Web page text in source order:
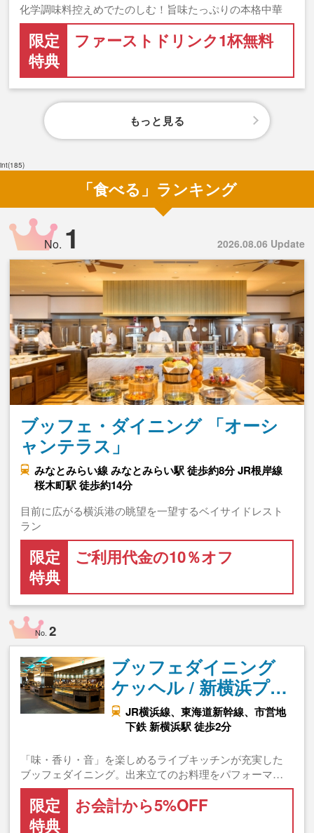
化学調味料控えめでたのしむ！旨味たっぷりの本格中華
限定
特典
ファーストドリンク1杯無料
もっと見る
int(185)
「食べる」ランキング
2026.08.06 Update
No. 1
ブッフェ・ダイニング 「オーシ
ャンテラス」
みなとみらい線 みなとみらい駅 徒歩約8分 JR根岸線
桜木町駅 徒歩約14分
目前に広がる横浜港の眺望を一望するベイサイドレスト
ラン
限定
特典
ご利用代金の10％オフ
No.2
ブッフェダイニング
ケッヘル / 新横浜プ…
JR横浜線、東海道新幹線、市営地
下鉄 新横浜駅 徒歩2分
「味・香り・音」を楽しめるライブキッチンが充実した
ブッフェダイニング。出来立てのお料理をパフォーマ…
限定
特典
お会計から5%OFF